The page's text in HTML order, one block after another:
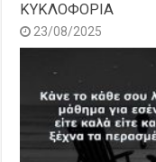
ΚΥΚΛΟΦΟΡΙΑ
23/08/2025